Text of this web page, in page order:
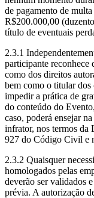
de pagamento de
R$200.000,00
título de eventuais
2.3.1
participante reconhece
como dos direitos
bem como o titular dos
impedir a prática de
do conteúdo do
caso, poderá ensejar
infrator, nos termos da
927 do Código Civil e
2.3.2 Quaisquer
homologados pelas
deverão ser validados
prévia. A autorização